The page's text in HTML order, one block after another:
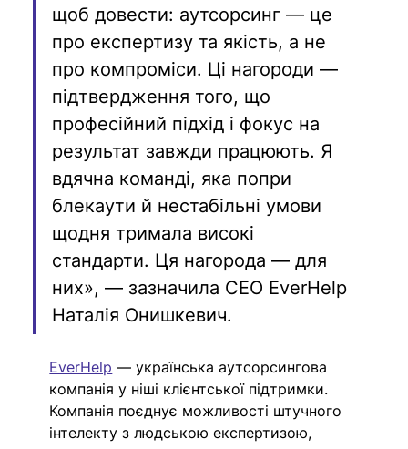
щоб довести: аутсорсинг — це
про експертизу та якість, а не
про компроміси. Ці нагороди —
підтвердження того, що
професійний підхід і фокус на
результат завжди працюють. Я
вдячна команді, яка попри
блекаути й нестабільні умови
щодня тримала високі
стандарти. Ця нагорода — для
них», — зазначила CEO EverHelp
Наталія Онишкевич.
EverHelp — українська аутсорсингова
компанія у ніші клієнтської підтримки.
Компанія поєднує можливості штучного
інтелекту з людською експертизою,